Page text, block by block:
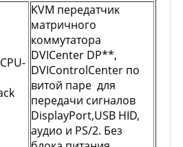
KVM передатчик
матричного
коммутатора
DVICenter DP**,
DVIControlCenter по
витой паре для
передачи сигналов
DisplayPort,USB HID,
аудио и PS/2. Без